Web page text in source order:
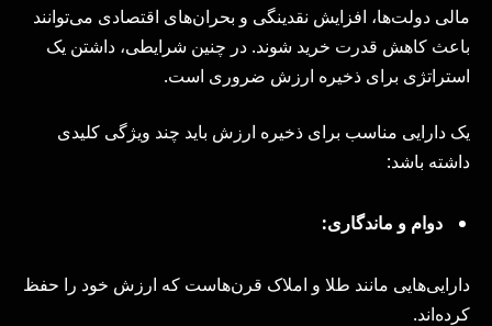
مالی دولت‌ها، افزایش نقدینگی و بحران‌های اقتصادی می‌توانند
باعث کاهش قدرت خرید شوند. در چنین شرایطی، داشتن یک
استراتژی برای ذخیره ارزش ضروری است.
یک دارایی مناسب برای ذخیره ارزش باید چند ویژگی کلیدی
داشته باشد:
دوام و ماندگاری:
دارایی‌هایی مانند طلا و املاک قرن‌هاست که ارزش خود را حفظ
کرده‌اند.